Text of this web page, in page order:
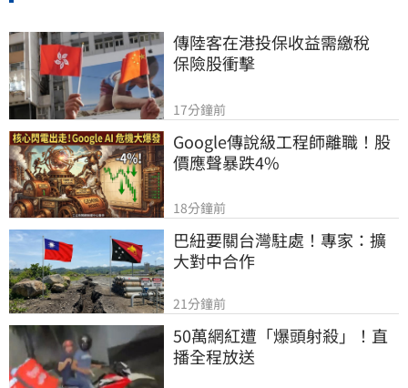
傳陸客在港投保收益需繳稅
保險股衝擊
17分鐘前
Google傳說級工程師離職！股
價應聲暴跌4%
18分鐘前
巴紐要關台灣駐處！專家：擴
大對中合作
21分鐘前
50萬網紅遭「爆頭射殺」！直
播全程放送